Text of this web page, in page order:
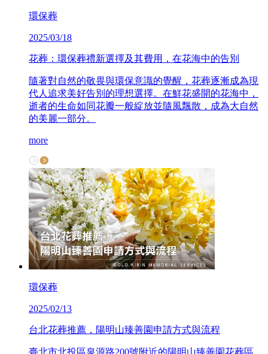
環保葬
2025/03/18
花葬：環保葬禮新選擇及其費用，在花海中的告別
隨著對自然的敬畏與環保意識的覺醒，花葬逐漸成為現
代人追求美好告別的理想選擇。在鮮花盛開的花海中，
逝者的生命如同花瓣一般綻放並隨風飄散，成為大自然
的美麗一部分。
more
環保葬
2025/02/13
台北花葬推薦，陽明山臻善園申請方式與流程
臺北市北投區泉源路200號附近的陽明山臻善園花葬區，